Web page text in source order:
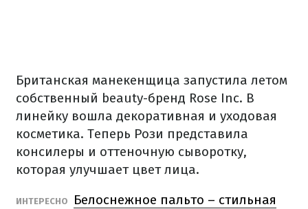
Британская манекенщица запустила летом
собственный beauty-бренд Rose Inc. В
линейку вошла декоративная и уходовая
косметика. Теперь Рози представила
консилеры и оттеночную сыворотку,
которая улучшает цвет лица.
ИНТЕРЕСНО
Белоснежное пальто – стильная